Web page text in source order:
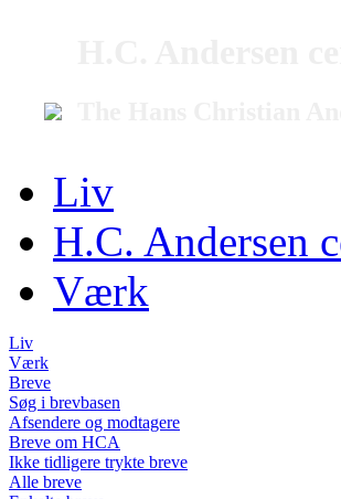
Liv
H.C. Andersen
Værk
Liv
Værk
Breve
Søg i brevbasen
Afsendere og modtagere
Breve om HCA
Ikke tidligere trykte breve
Alle breve